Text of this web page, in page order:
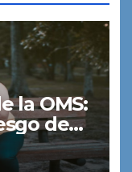
la OMS:
de
o